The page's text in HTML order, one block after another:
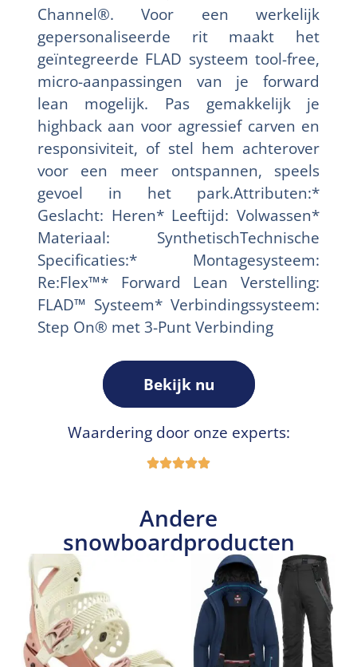
Channel®. Voor een werkelijk
gepersonaliseerde rit maakt het
geïntegreerde FLAD systeem tool-free,
micro-aanpassingen van je forward
lean mogelijk. Pas gemakkelijk je
highback aan voor agressief carven en
responsiviteit, of stel hem achterover
voor een meer ontspannen, speels
gevoel in het park.Attributen:*
Geslacht: Heren* Leeftijd: Volwassen*
Materiaal: SynthetischTechnische
Specificaties:* Montagesysteem:
Re:Flex™* Forward Lean Verstelling:
FLAD™ Systeem* Verbindingssysteem:
Step On® met 3-Punt Verbinding
Bekijk nu
Waardering door onze experts:
Andere
snowboardproducten